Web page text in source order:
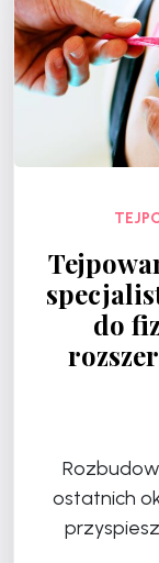
do
ostatnich